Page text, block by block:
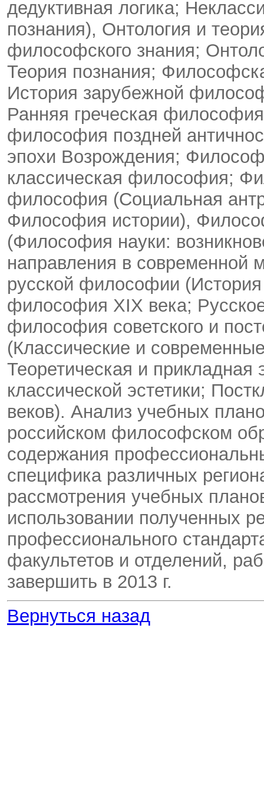
дедуктивная логика;
познания), Онтология и
философского знания;
Теория познания;
История зарубежной
Ранняя греческая
философия поздней
эпохи Возрождения;
классическая философия;
философия (Социальная
Философия истории),
(Философия науки:
направления в современной
русской философии
философия XIX века;
философия советского и
(Классические и
Теоретическая и
классической эстетики;
веков). Анализ учебных
российском философском
содержания
специфика различных
рассмотрения учебных
использовании полученных
профессионального
факультетов и отделений,
завершить в 2013 г.
Вернуться назад